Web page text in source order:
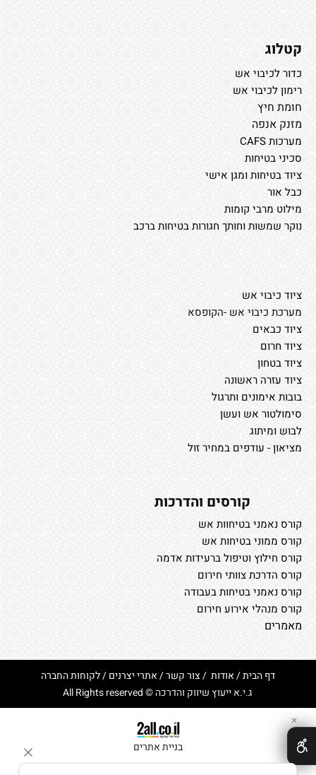
קטלוג
כדור לכיבוי אש
רימון לכיבוי אש
חומת חיץ
מזנק אנפה
מערכות CAFS
סכיני בטיחות
ציוד בטיחות ומגן אישי
כבל אור
מילוט מרבי קומות
נוקר שמשות וחותך חגורות בטיחות ברכב
ציוד כיבוי אש
מערכת כיבוי אש -הקופסא
ציוד כבאים
ציוד חרום
ציוד בטחון
ציוד עזרה ראשונה
בובות אימונים ותרגול
סימולטור אש ועשן
לבוש ומיתוג
מציאון - עודפים במחיר זול
קורסים והדרכות
קורס נאמני בטיחוות אש
קורס ממוני בטיחות אש
קורס חילוץ וטיפול ברעידות אדמה
קורס הדרכת צוותי חירום
קורס נאמני בטיחות בעבודה
קורס מנהלי אירוע חירום
מאמרים
דף הבית/אודות /צור קשר/אתרי יצרנים/לקוחות החברה
ג.י.א ייעוץ שיווק והדרכה © All Rights reserved
בניית אתרים
✕